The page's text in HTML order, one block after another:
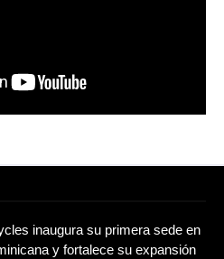
inaugura su primera sede en
y fortalece su expansión